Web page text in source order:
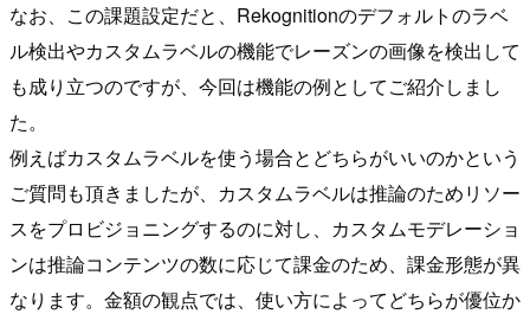
なお、この課題設定だと、Rekognitionのデフォルトのラベ
ル検出やカスタムラベルの機能でレーズンの画像を検出して
も成り立つのですが、今回は機能の例としてご紹介しまし
た。
例えばカスタムラベルを使う場合とどちらがいいのかという
ご質問も頂きましたが、カスタムラベルは推論のためリソー
スをプロビジョニングするのに対し、カスタムモデレーショ
ンは推論コンテンツの数に応じて課金のため、課金形態が異
なります。金額の観点では、使い方によってどちらが優位か